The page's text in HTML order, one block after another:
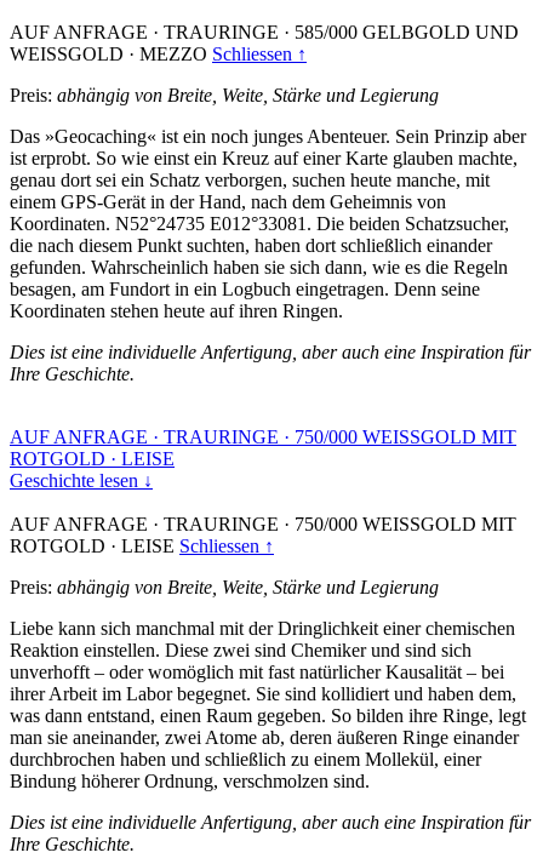
AUF ANFRAGE · TRAURINGE · 585/000 GELBGOLD UND
WEISSGOLD · MEZZO Schliessen ↑
Preis: abhängig von Breite, Weite, Stärke und Legierung
Das »Geocaching« ist ein noch junges Abenteuer. Sein Prinzip aber
ist erprobt. So wie einst ein Kreuz auf einer Karte glauben machte,
genau dort sei ein Schatz verborgen, suchen heute manche, mit
einem GPS-Gerät in der Hand, nach dem Geheimnis von
Koordinaten. N52°24735 E012°33081. Die beiden Schatzsucher,
die nach diesem Punkt suchten, haben dort schließlich einander
gefunden. Wahrscheinlich haben sie sich dann, wie es die Regeln
besagen, am Fundort in ein Logbuch eingetragen. Denn seine
Koordinaten stehen heute auf ihren Ringen.
Dies ist eine individuelle Anfertigung, aber auch eine Inspiration für
Ihre Geschichte.
AUF ANFRAGE · TRAURINGE · 750/000 WEISSGOLD MIT
ROTGOLD · LEISE
Geschichte lesen ↓
AUF ANFRAGE · TRAURINGE · 750/000 WEISSGOLD MIT
ROTGOLD · LEISE Schliessen ↑
Preis: abhängig von Breite, Weite, Stärke und Legierung
Liebe kann sich manchmal mit der Dringlichkeit einer chemischen
Reaktion einstellen. Diese zwei sind Chemiker und sind sich
unverhofft – oder womöglich mit fast natürlicher Kausalität – bei
ihrer Arbeit im Labor begegnet. Sie sind kollidiert und haben dem,
was dann entstand, einen Raum gegeben. So bilden ihre Ringe, legt
man sie aneinander, zwei Atome ab, deren äußeren Ringe einander
durchbrochen haben und schließlich zu einem Mollekül, einer
Bindung höherer Ordnung, verschmolzen sind.
Dies ist eine individuelle Anfertigung, aber auch eine Inspiration für
Ihre Geschichte.